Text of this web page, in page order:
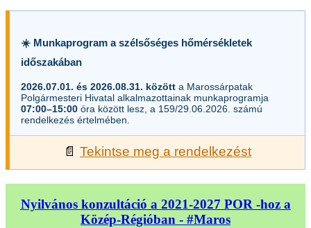
☀️ Munkaprogram a szélsőséges hőmérsékletek
időszakában
2026.07.01. és 2026.08.31. között a Marossárpatak
Polgármesteri Hivatal alkalmazottainak munkaprogramja
07:00–15:00 óra között lesz, a 159/29.06.2026. számú
rendelkezés értelmében.
📄 Tekintse meg a rendelkezést
Nyilvános konzultáció a 2021-2027 POR -hoz a
Közép-Régióban - #Maros